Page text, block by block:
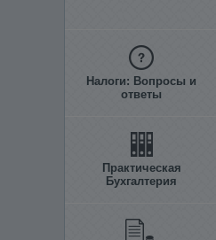
Налоги: Вопросы и
ответы
Практическая
Бухгалтерия